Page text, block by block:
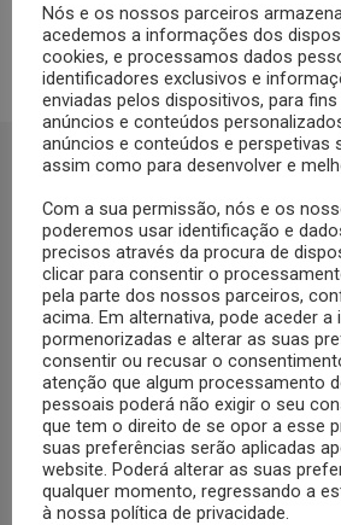
Biberão em vidro ou
contras
SIGA-NOS NO FACEBOOCK
Se ainda não segue a nossa página de
Basta clicar no botão Seguir em cima.
Ao seguir a nossa página passa a receber
artigos no seu Facebook.
Partilhe também a nossa página com
amigos.
Nós e os nossos parceiros
acedemos a informações dos
cookies, e processamos dados
identificadores exclusivos e
enviadas pelos dispositivos, para
anúncios e conteúdos
anúncios e conteúdos e perspetivas
assim como para desenvolver e
Com a sua permissão, nós e os
poderemos usar identificação e
precisos através da procura de
clicar para consentir o
pela parte dos nossos parceiros,
acima. Em alternativa, pode aceder
pormenorizadas e alterar as suas
consentir ou recusar o
atenção que algum processamento
pessoais poderá não exigir o seu
que tem o direito de se opor a esse
suas preferências serão aplicadas
website. Poderá alterar as suas
qualquer momento, regressando a
à nossa política de privacidade.